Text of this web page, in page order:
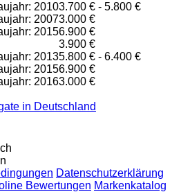
20103.700 € - 5.800 €
20073.000 €
20156.900 €
3.900 €
20135.800 € - 6.400 €
20156.900 €
20163.000 €
in Deutschland
Datenschutzerklärung
Bewertungen Markenkatalog